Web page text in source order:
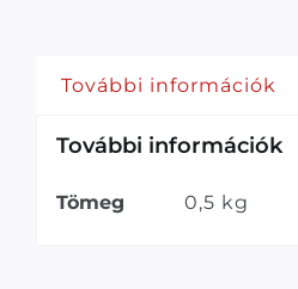
További információk
További információk
Tömeg 0,5 kg